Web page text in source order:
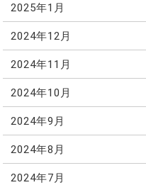
2025年1月
2024年12月
2024年11月
2024年10月
2024年9月
2024年8月
2024年7月